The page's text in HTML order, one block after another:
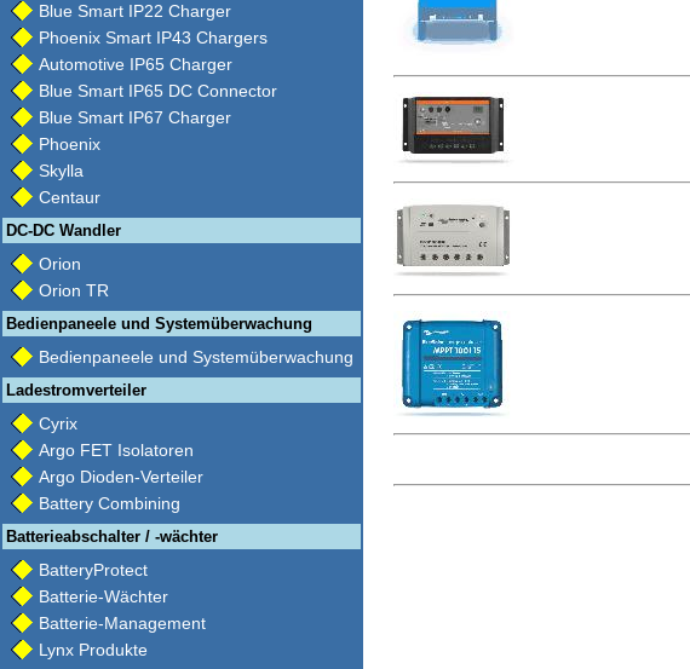
Blue Smart IP22 Charger
Phoenix Smart IP43 Chargers
Automotive IP65 Charger
Blue Smart IP65 DC Connector
Blue Smart IP67 Charger
Phoenix
Skylla
Centaur
DC-DC Wandler
Orion
Orion TR
Bedienpaneele und Systemüberwachung
Bedienpaneele und Systemüberwachung
Ladestromverteiler
Cyrix
Argo FET Isolatoren
Argo Dioden-Verteiler
Battery Combining
Batterieabschalter / -wächter
BatteryProtect
Batterie-Wächter
Batterie-Management
Lynx Produkte